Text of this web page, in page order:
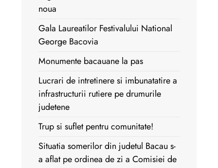
noua
Gala Laureatilor Festivalului National
George Bacovia
Monumente bacauane la pas
Lucrari de intretinere si imbunatatire a
infrastructurii rutiere pe drumurile
judetene
Trup si suflet pentru comunitate!
Situatia somerilor din judetul Bacau s-
a aflat pe ordinea de zi a Comisiei de